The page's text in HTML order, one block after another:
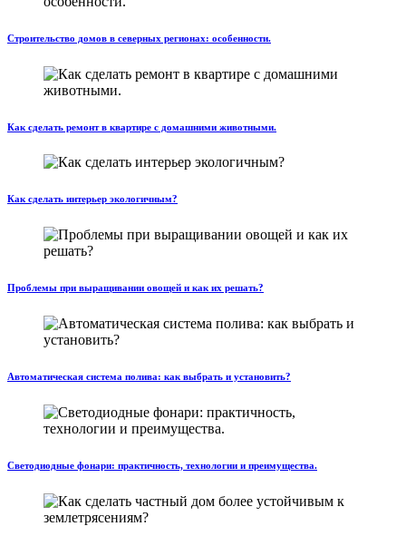
Строительство домов в северных регионах: особенности.
Как сделать ремонт в квартире с домашними животными.
Как сделать интерьер экологичным?
Проблемы при выращивании овощей и как их решать?
Автоматическая система полива: как выбрать и установить?
Светодиодные фонари: практичность, технологии и преимущества.